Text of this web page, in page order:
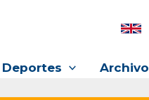
Deportes Archivo